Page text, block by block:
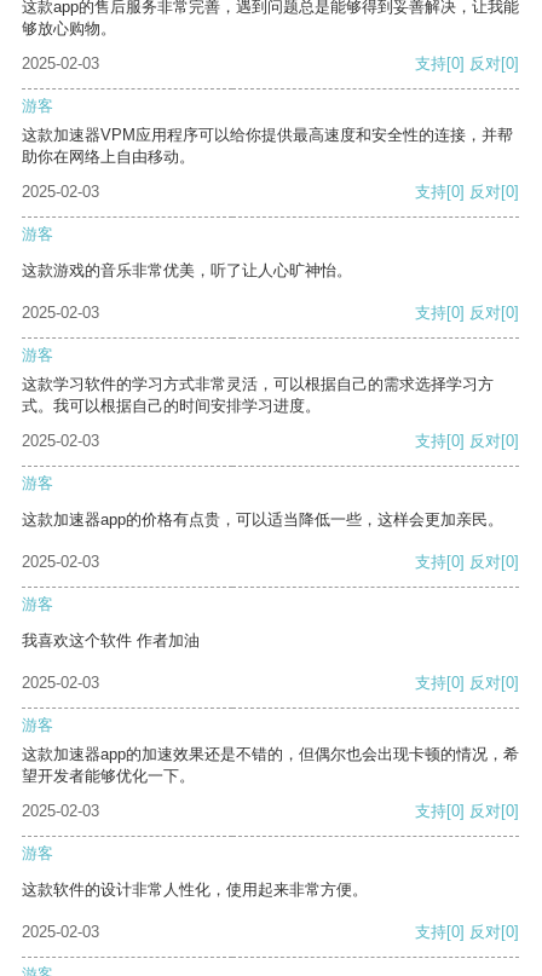
这款app的售后服务非常完善，遇到问题总是能够得到妥善解决，让我能
够放心购物。
2025-02-03
支持[0] 反对[0]
游客
这款加速器VPM应用程序可以给你提供最高速度和安全性的连接，并帮
助你在网络上自由移动。
2025-02-03
支持[0] 反对[0]
游客
这款游戏的音乐非常优美，听了让人心旷神怡。
2025-02-03 支持[0] 反对[0]
游客
这款学习软件的学习方式非常灵活，可以根据自己的需求选择学习方
式。我可以根据自己的时间安排学习进度。
2025-02-03
支持[0] 反对[0]
游客
这款加速器app的价格有点贵，可以适当降低一些，这样会更加亲民。
2025-02-03 支持[0] 反对[0]
游客
我喜欢这个软件 作者加油
2025-02-03 支持[0] 反对[0]
游客
这款加速器app的加速效果还是不错的，但偶尔也会出现卡顿的情况，希
望开发者能够优化一下。
2025-02-03
支持[0] 反对[0]
游客
这款软件的设计非常人性化，使用起来非常方便。
2025-02-03 支持[0] 反对[0]